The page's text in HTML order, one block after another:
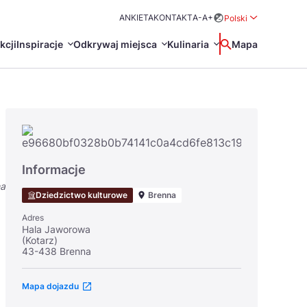
ANKIETAKONTAKTA-A+
Polski
Inspiracje Odkrywaj miejsca
Turystyczne
Kulinaria Wyszukaj
Mapa
日本語
Svenska
Informacje
Dziedzictwo kulturowe Brenna
Adres
Hala Jaworowa
(Kotarz)
43-438 Brenna
Mapa dojazdu